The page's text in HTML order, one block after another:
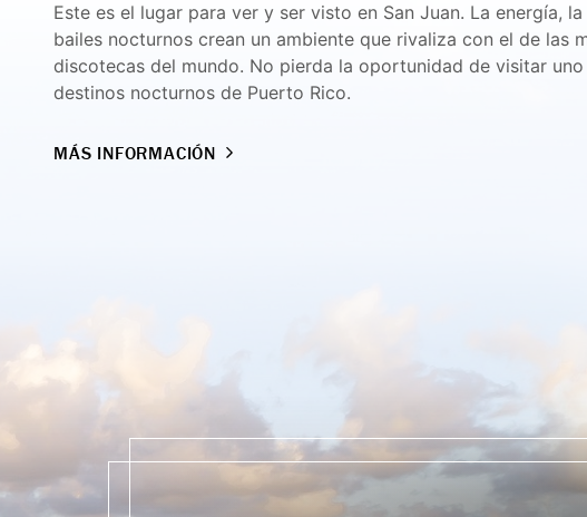
Este es el lugar para ver y ser visto en San Juan. La energía,
bailes nocturnos crean un ambiente que rivaliza con el de las
discotecas del mundo. No pierda la oportunidad de visitar
destinos nocturnos de Puerto Rico.
MÁS INFORMACIÓN